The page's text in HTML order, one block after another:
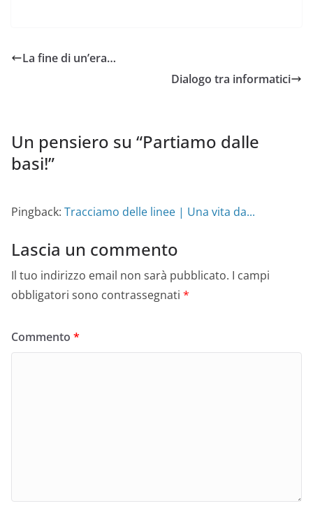
La fine di un’era…
Dialogo tra informatici
Un pensiero su “Partiamo dalle
basi!”
Pingback: Tracciamo delle linee | Una vita da...
Lascia un commento
Il tuo indirizzo email non sarà pubblicato. I campi
obbligatori sono contrassegnati *
Commento *